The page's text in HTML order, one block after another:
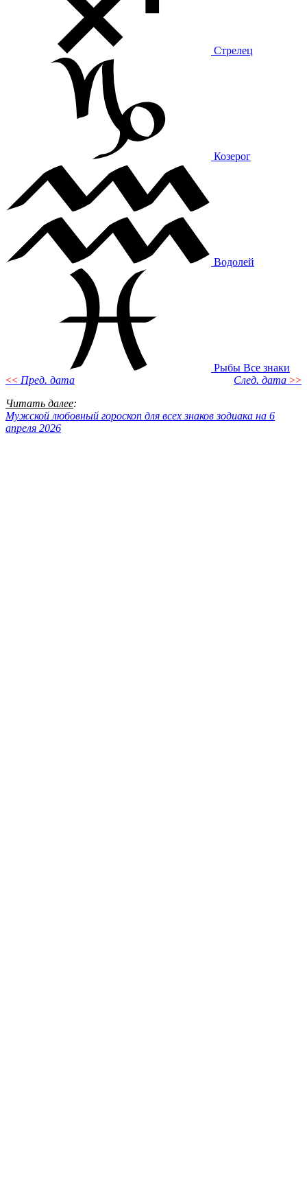
Стрелец
Козерог
Водолей
Рыбы Все знаки
<< Пред. дата След. дата >>
Читать далее:
Мужской любовный гороскоп для всех знаков зодиака на 6
апреля 2026